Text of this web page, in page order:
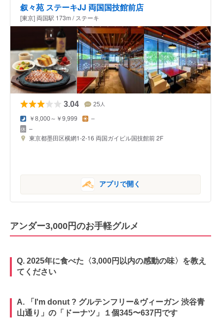
叙々苑 ステーキJJ 両国国技館前店
[東京] 両国駅 173m / ステーキ
3.04 25 人
￥8,000～￥9,999 –
–
東京都墨田区横網1-2-16 両国ガイビル国技館前 2F
アプリで開く
アンダー3,000円のお手軽グルメ
Q. 2025年に食べた〈3,000円以内の感動の味〉を教え
てください
A. 「I'm donut ? グルテンフリー&ヴィーガン 渋谷青
山通り」の「ドーナツ」１個345〜637円です